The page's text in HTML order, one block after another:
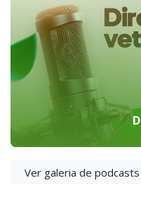
Ver galeria de podcasts